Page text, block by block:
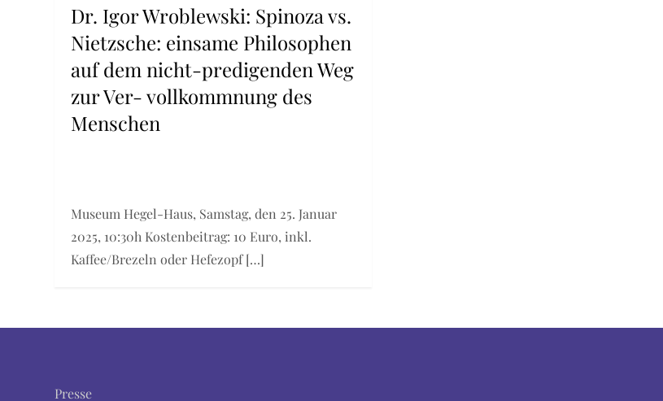
Dr. Igor Wroblewski: Spinoza vs.
Nietzsche: einsame Philosophen
auf dem nicht-predigenden Weg
zur Ver- vollkommnung des
Menschen
Museum Hegel-Haus, Samstag, den 25. Januar
2025, 10:30h Kostenbeitrag: 10 Euro, inkl.
Kaffee/Brezeln oder Hefezopf […]
Presse